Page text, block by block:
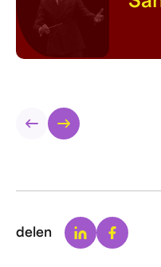
delen LinkedinFacebook